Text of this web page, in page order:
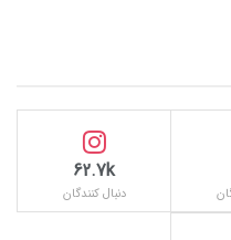
62.7k
دنبال کنندگان